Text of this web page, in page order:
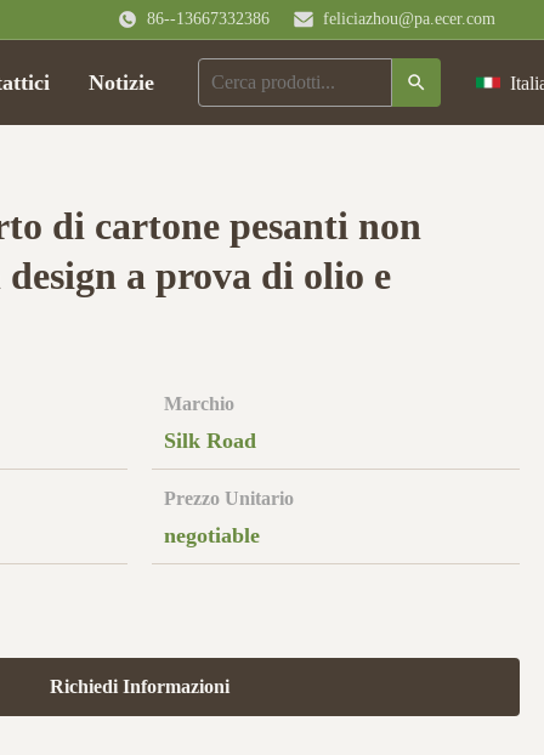
86--13667332386 feliciazhou@pa.ecer.com
Notizie
di cartone pesanti non
a prova di olio e
Marchio
Silk Road
Prezzo Unitario
negotiable
Richiedi Informazioni